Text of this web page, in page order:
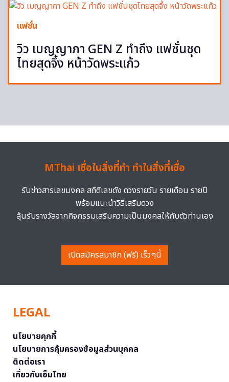
แฟชั่น
วิว เบญญาภา GEN Z ทำถึง แฟชั่นชุด
ไทยสุดจึ้ง หน้าวัดพระแก้ว
MThai เชื่อในสิ่งที่ทำ ทำในสิ่งที่เชื่อ
รับข่าวสารเลขมงคล สถิติเลขดัง ดวงรายวัน รายเดือน รายปี
พร้อมแนะนำวิธีเสริมดวง
ลุ้นรับรางวัลจากกิจกรรมเสริมความเป็นมงคลให้กับตัวท่านเอง
เปิดสมัครสมาชิก (ฟรี) เร็วๆนี้
LEGAL
นโยบายคุกกี้
นโยบายการคุ้มครองข้อมูลส่วนบุคคล
ติดต่อเรา
เกี่ยวกับเอ็มไทย